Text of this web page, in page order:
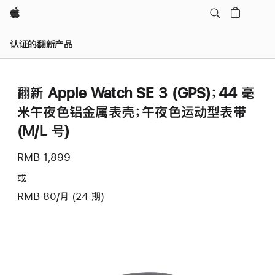
Apple
认证的翻新产品
翻新 Apple Watch SE 3 (GPS)；44 毫
米午夜色铝金属表壳；午夜色运动型表带
(M/L 号)
RMB 1,899
或
RMB 80/月 (24 期)